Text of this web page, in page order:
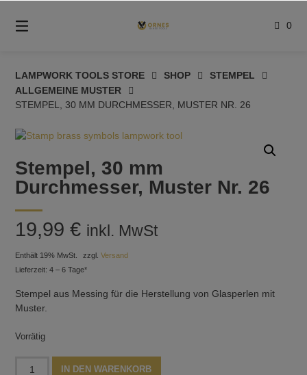
zum
Inhalt
0
LAMPWORK TOOLS STORE SHOP
STEMPEL
ALLGEMEINE MUSTER
STEMPEL, 30 MM DURCHMESSER, MUSTER NR. 26
Stempel, 30 mm
Durchmesser, Muster Nr. 26
19,99€ inkl. MwSt
Enthält 19% MwSt. zzgl.Versand
Lieferzeit: 4 – 6 Tage*
Stempel aus Messing für die Herstellung von Glasperlen mit
Muster.
Vorrätig
IN DEN WARENKORB